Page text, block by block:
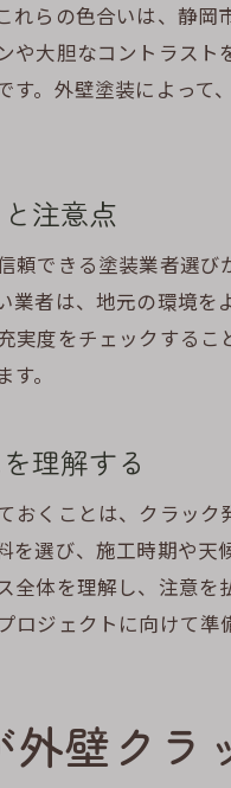
外壁
れらの色合いは、静
や大胆なコントラス
す。外壁塗装によっ
注意点
頼できる塗装業者選
業者は、地元の環境
実度をチェックする
。
理解する
おくことは、クラッ
を選び、施工時期や
全体を理解し、注意
ジェクトに向けて準
壁クラ